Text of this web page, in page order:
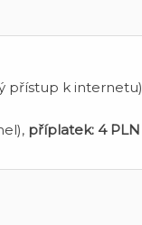
přístup k internetu)
příplatek: 4 PLN